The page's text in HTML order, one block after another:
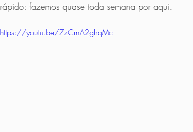
rápido: fazemos quase toda semana por aqui.
https://youtu.be/7zCmA2ghqMc